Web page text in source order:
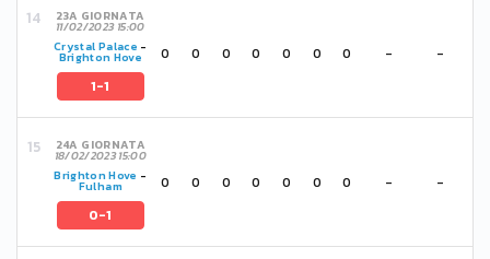
23A GIORNATA
11/02/2023 15:00
Crystal Palace -
Brighton Hove
1-1
0 0 0 0 0 0 0 - -
24A GIORNATA
18/02/2023 15:00
Brighton Hove -
Fulham
0-1
0 0 0 0 0 0 0 - -